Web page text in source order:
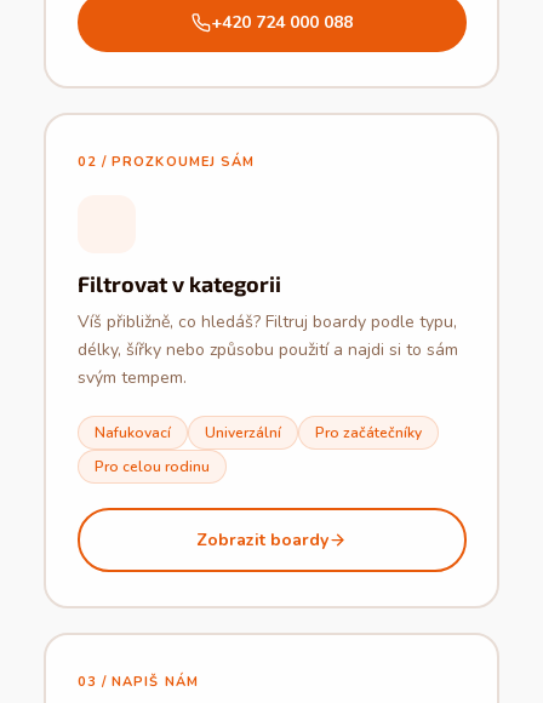
+420 724 000 088
02 / PROZKOUMEJ SÁM
Filtrovat v kategorii
Víš přibližně, co hledáš? Filtruj boardy podle typu,
délky, šířky nebo způsobu použití a najdi si to sám
svým tempem.
Nafukovací Univerzální
Pro začátečníky
Pro celou rodinu
Zobrazit boardy
03 / NAPIŠ NÁM